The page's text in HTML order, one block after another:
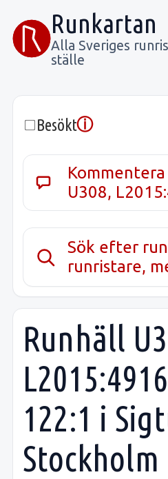
Runkartan
Alla Sveriges
ställe
Besöktⓘ
U308,
Sök efter
runristare,
Runhäll
122:1 i
Stockholm